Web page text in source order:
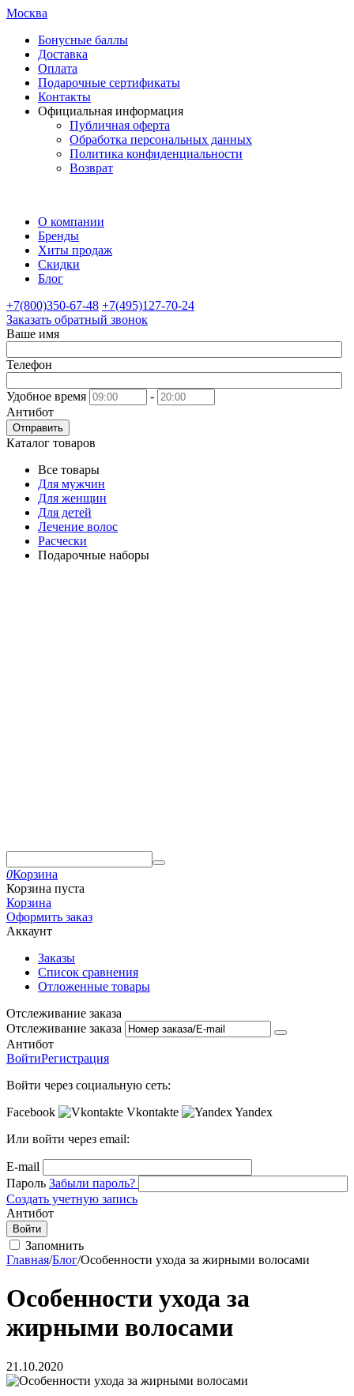
Москва
Бонусные баллы
Доставка
Оплата
Подарочные сертификаты
Контакты
Официальная информация
Публичная оферта
Обработка персональных данных
Политика конфиденциальности
Возврат
О компании
Бренды
Хиты продаж
Скидки
Блог
+7(800)350-67-48 +7(495)127-70-24
Заказать обратный звонок
Ваше имя
Телефон
Удобное время
-
Антибот
Отправить
Каталог товаров
Все товары
Для мужчин
Для женщин
Для детей
Лечение волос
Расчески
Подарочные наборы
0Корзина
Корзина пуста
Корзина
Оформить заказ
Аккаунт
Заказы
Список сравнения
Отложенные товары
Отслеживание заказа
Отслеживание заказа
Антибот
ВойтиРегистрация
Войти через социальную сеть:
Facebook
Vkontakte
Yandex
Или войти через email:
E-mail
Пароль Забыли пароль?
Создать учетную запись
Антибот
Войти
Запомнить
Главная/Блог/Особенности ухода за жирными волосами
Особенности ухода за
жирными волосами
21.10.2020